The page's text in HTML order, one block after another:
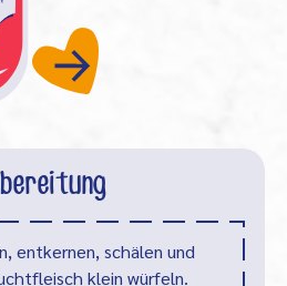
entkernen, schälen und
klein würfeln.